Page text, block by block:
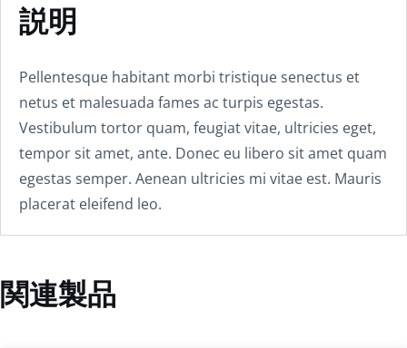
説明
Pellentesque habitant morbi tristique senectus et
netus et malesuada fames ac turpis egestas.
Vestibulum tortor quam, feugiat vitae, ultricies eget,
tempor sit amet, ante. Donec eu libero sit amet quam
egestas semper. Aenean ultricies mi vitae est. Mauris
placerat eleifend leo.
関連製品